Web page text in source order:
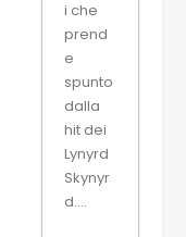
i che
prend
e
spunto
dalla
hit dei
Lynyrd
Skynyr
d....